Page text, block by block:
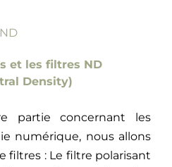
et les filtres ND
Density)
partie concernant les
numérique, nous allons
filtres : Le filtre polarisant